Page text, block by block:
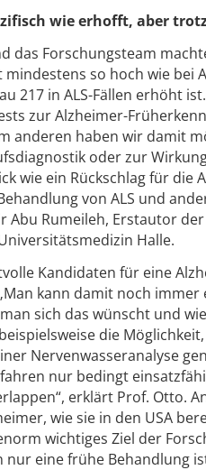
wie erhofft, aber
das Forschungsteam
mindestens so hoch wie bei
217 in ALS-Fällen erhöht
zur Alzheimer-
anderen haben wir damit
oder zur
wie ein Rückschlag für
von ALS und
Abu Rumeileh, Erstautor
Halle.
Kandidaten für eine
kann damit noch
sich das wünscht und
die
Nervenwasseranalyse
nur bedingt
erklärt Prof. Otto.
wie sie in den USA
wichtiges Ziel der
eine frühe Behandlung